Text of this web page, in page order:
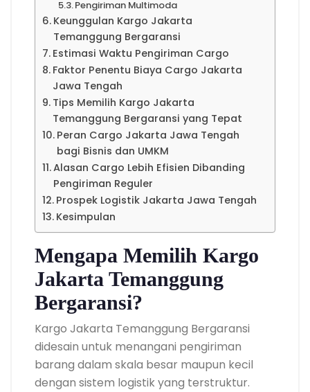
Pengiriman Multimoda
Keunggulan Kargo Jakarta
Temanggung Bergaransi
Estimasi Waktu Pengiriman Cargo
Faktor Penentu Biaya Cargo Jakarta
Jawa Tengah
Tips Memilih Kargo Jakarta
Temanggung Bergaransi yang Tepat
Peran Cargo Jakarta Jawa Tengah
bagi Bisnis dan UMKM
Alasan Cargo Lebih Efisien Dibanding
Pengiriman Reguler
Prospek Logistik Jakarta Jawa Tengah
Kesimpulan
Mengapa Memilih Kargo
Jakarta Temanggung
Bergaransi?
Kargo Jakarta Temanggung Bergaransi
didesain untuk menangani pengiriman
barang dalam skala besar maupun kecil
dengan sistem logistik yang terstruktur.